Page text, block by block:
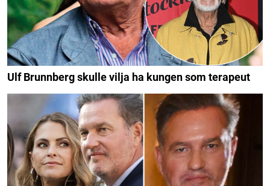
Ulf Brunnberg skulle vilja ha kungen som terapeut